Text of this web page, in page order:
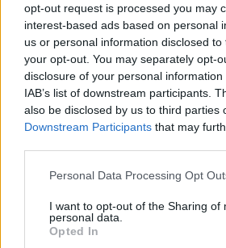
opt-out request is processed you may
interest-based ads based on personal
us or personal information disclosed
your opt-out. You may separately opt-
disclosure of your personal
IAB’s list of downstream participants.
also be disclosed by us to third parties
Downstream Participants that may
Personal Data Processing Opt
I want to opt-out of the Sharing of
personal data.
Opted In